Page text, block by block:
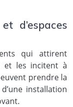
d’espaces
qui attirent
et les incitent à
prendre la
installation